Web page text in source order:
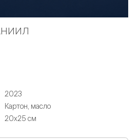
2023
Картон, масло
20х25 см